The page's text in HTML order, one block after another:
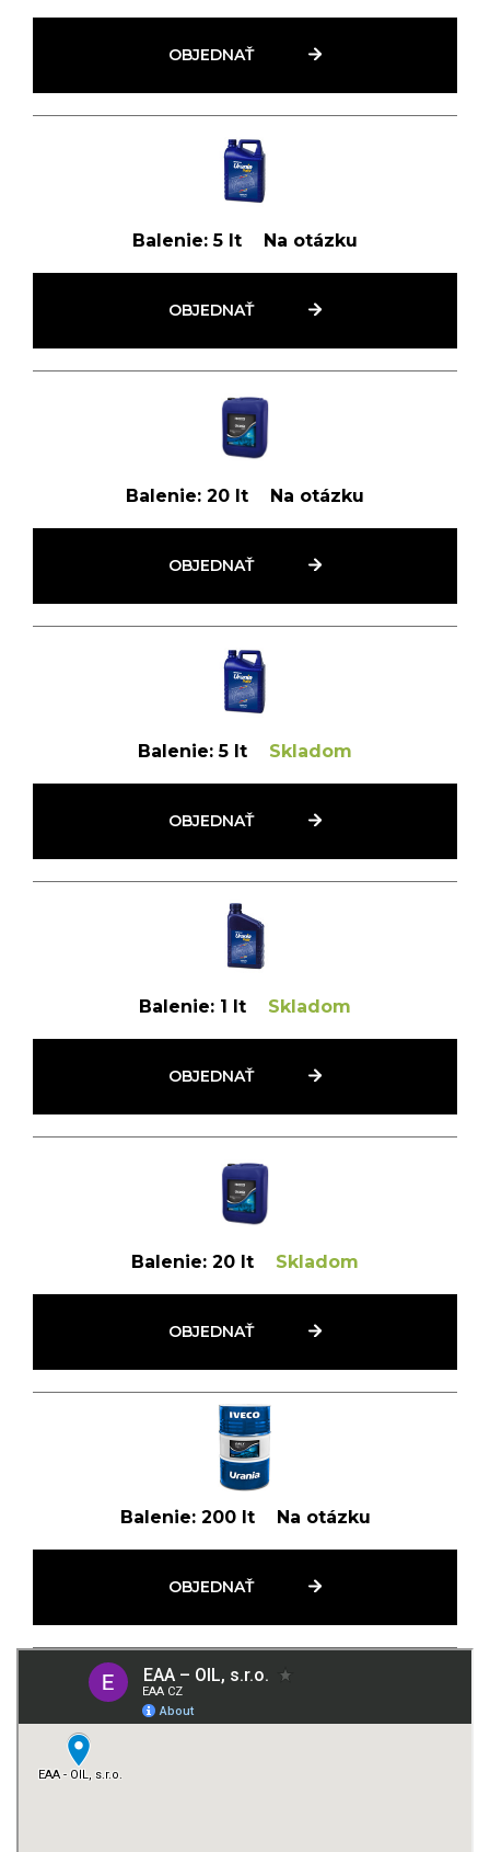
OBJEDNAŤ
Balenie: 5 lt Na otázku
OBJEDNAŤ
Balenie: 20 lt Na otázku
OBJEDNAŤ
Balenie: 5 lt Skladom
OBJEDNAŤ
Balenie: 1 lt Skladom
OBJEDNAŤ
Balenie: 20 lt Skladom
OBJEDNAŤ
Balenie:200 lt Na otázku
OBJEDNAŤ